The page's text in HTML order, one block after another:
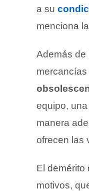
a su
menciona la
Además de
equipo,
manera
ofrecen las
El demérito
motivos,